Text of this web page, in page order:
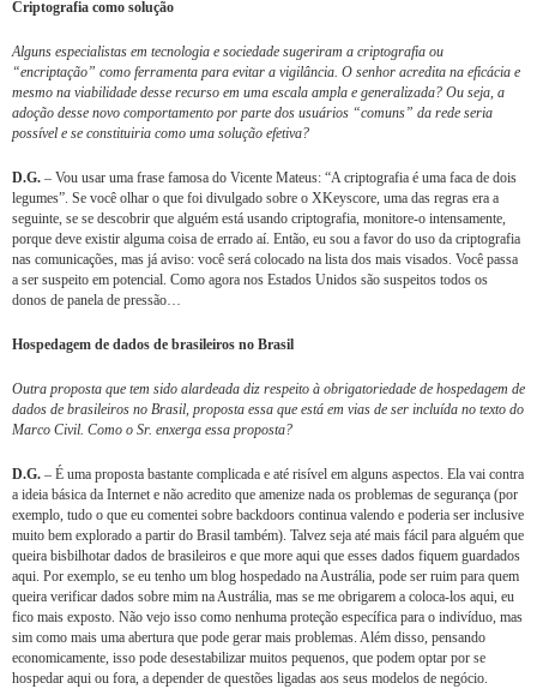
Criptografia como solução
Alguns especialistas em tecnologia e sociedade sugeriram a criptografia ou
“encriptação” como ferramenta para evitar a vigilância. O senhor acredita na eficácia e
mesmo na viabilidade desse recurso em uma escala ampla e generalizada? Ou seja, a
adoção desse novo comportamento por parte dos usuários “comuns” da rede seria
possível e se constituiria como uma solução efetiva?
D.G. – Vou usar uma frase famosa do Vicente Mateus: “A criptografia é uma faca de dois
legumes”. Se você olhar o que foi divulgado sobre o XKeyscore, uma das regras era a
seguinte, se se descobrir que alguém está usando criptografia, monitore-o intensamente,
porque deve existir alguma coisa de errado aí. Então, eu sou a favor do uso da criptografia
nas comunicações, mas já aviso: você será colocado na lista dos mais visados. Você passa
a ser suspeito em potencial. Como agora nos Estados Unidos são suspeitos todos os
donos de panela de pressão…
Hospedagem de dados de brasileiros no Brasil
Outra proposta que tem sido alardeada diz respeito à obrigatoriedade de hospedagem de
dados de brasileiros no Brasil, proposta essa que está em vias de ser incluída no texto do
Marco Civil. Como o Sr. enxerga essa proposta?
D.G. – É uma proposta bastante complicada e até risível em alguns aspectos. Ela vai contra
a ideia básica da Internet e não acredito que amenize nada os problemas de segurança (por
exemplo, tudo o que eu comentei sobre backdoors continua valendo e poderia ser inclusive
muito bem explorado a partir do Brasil também). Talvez seja até mais fácil para alguém que
queira bisbilhotar dados de brasileiros e que more aqui que esses dados fiquem guardados
aqui. Por exemplo, se eu tenho um blog hospedado na Austrália, pode ser ruim para quem
queira verificar dados sobre mim na Austrália, mas se me obrigarem a coloca-los aqui, eu
fico mais exposto. Não vejo isso como nenhuma proteção específica para o indivíduo, mas
sim como mais uma abertura que pode gerar mais problemas. Além disso, pensando
economicamente, isso pode desestabilizar muitos pequenos, que podem optar por se
hospedar aqui ou fora, a depender de questões ligadas aos seus modelos de negócio.